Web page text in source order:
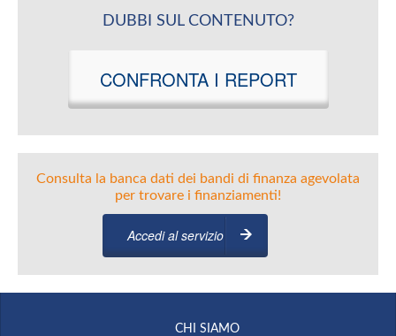
DUBBI SUL CONTENUTO?
CONFRONTA I REPORT
Consulta la banca dati dei bandi di finanza agevolata
per trovare i finanziamenti!
Accedi al servizio
CHI SIAMO